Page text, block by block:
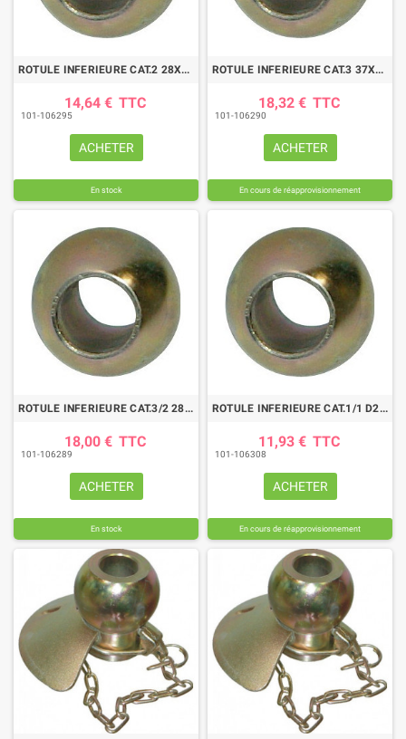
ROTULE INFERIEURE CAT.2 28X56 OR.WALTER
14,64 € TTC
101-106295
ACHETER
En stock
ROTULE INFERIEURE CAT.3 37X64 OR.WALTER
18,32 € TTC
101-106290
ACHETER
En cours de réapprovisionnement
ROTULE INFERIEURE CAT.3/2 28X64 OR.WALTER
18,00 € TTC
101-106289
ACHETER
En stock
ROTULE INFERIEURE CAT.1/1 D22,1 OR.WALTER
11,93 € TTC
101-106308
ACHETER
En cours de réapprovisionnement